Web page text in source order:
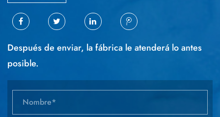
Después de enviar, la fábrica le atenderá lo antes
posible.